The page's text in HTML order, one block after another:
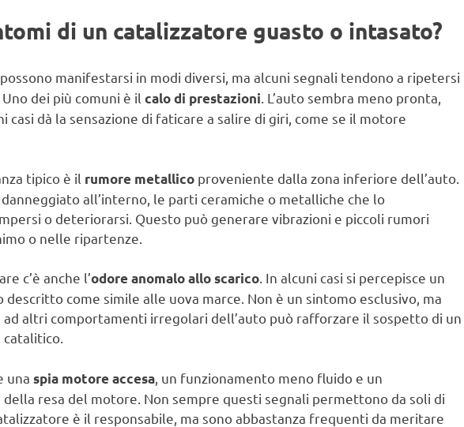
di un catalizzatore guasto o intasato?
possono manifestarsi in modi diversi, ma alcuni segnali tendono a ripetersi
dei più comuni è il calo di prestazioni. L’auto sembra meno pronta,
casi dà la sensazione di faticare a salire di giri, come se il motore
tipico è il rumore metallico proveniente dalla zona inferiore dell’auto.
all’interno, le parti ceramiche o metalliche che lo
o deteriorarsi. Questo può generare vibrazioni e piccoli rumori
o nelle ripartenze.
c’è anche l’odore anomalo allo scarico. In alcuni casi si percepisce un
descritto come simile alle uova marce. Non è un sintomo esclusivo, ma
ad altri comportamenti irregolari dell’auto può rafforzare il sospetto di un
una spia motore accesa , un funzionamento meno fluido e un
resa del motore. Non sempre questi segnali permettono da soli di
è il responsabile, ma sono abbastanza frequenti da meritare